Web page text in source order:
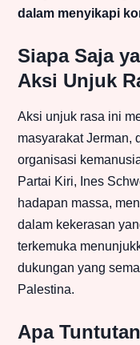
dalam menyikapi
Siapa Saja
Aksi Unjuk
Aksi unjuk rasa ini
masyarakat Jerman,
organisasi
Partai Kiri, Ines
hadapan massa,
dalam kekerasan
terkemuka
dukungan yang
Palestina.
Apa